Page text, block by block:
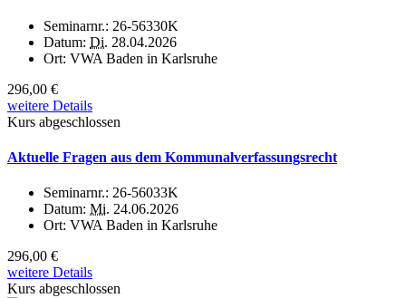
Seminarnr.: 26-56330K
Datum: Di. 28.04.2026
Ort: VWA Baden in Karlsruhe
296,00 €
weitere Details
Kurs abgeschlossen
Aktuelle Fragen aus dem Kommunalverfassungsrecht
Seminarnr.: 26-56033K
Datum: Mi. 24.06.2026
Ort: VWA Baden in Karlsruhe
296,00 €
weitere Details
Kurs abgeschlossen